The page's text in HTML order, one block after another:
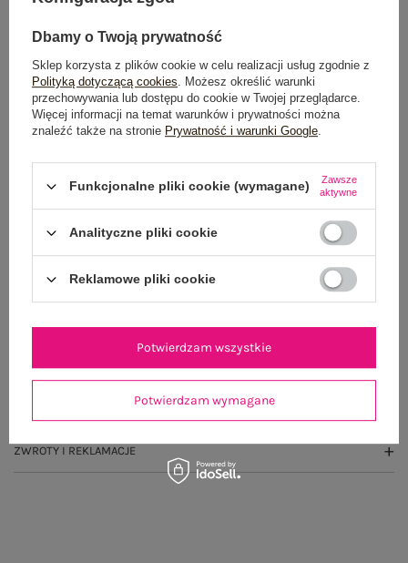
Dostawaod 7,99 zł
Do darmowej dostawy brakuje 200,00 zł
Wysyłka wponiedziałek
100 dni na zwrot
OPIS PRODUKTU
ZWROTY I REKLAMACJE
Dbamy o Twoją prywatność
Sklep korzysta z plików cookie w celu realizacji usług zgodnie z
Polityką dotyczącą cookies. Możesz określić warunki
przechowywania lub dostępu do cookie w Twojej przeglądarce.
Więcej informacji na temat warunków i prywatności można
znaleźć także na stronie Prywatność i warunki Google.
Funkcjonalne pliki cookie (wymagane)
Zawsze
aktywne
Analityczne pliki cookie
Reklamowe pliki cookie
Potwierdzam wymagane
Potwierdzam wszystkie